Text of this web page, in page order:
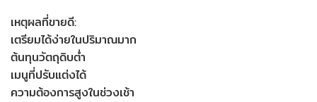
เหตุผลที่ขายดี:
เตรียมได้ง่ายในปริมาณมาก
ต้นทุนวัตถุดิบต่ำ
เมนูที่ปรับแต่งได้
ความต้องการสูงในช่วงเช้า